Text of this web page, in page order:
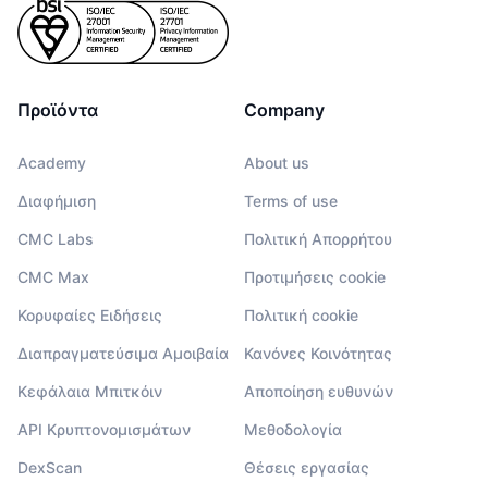
Προϊόντα
Academy
Διαφήμιση
CMC Labs
CMC Max
Κορυφαίες Ειδήσεις
Διαπραγματεύσιμα Αμοιβαία
Κεφάλαια Μπιτκόιν
API Κρυπτονομισμάτων
DexScan
Company
About us
Terms of use
Πολιτική Απορρήτου
Προτιμήσεις cookie
Πολιτική cookie
Κανόνες Κοινότητας
Αποποίηση ευθυνών
Μεθοδολογία
Θέσεις εργασίας